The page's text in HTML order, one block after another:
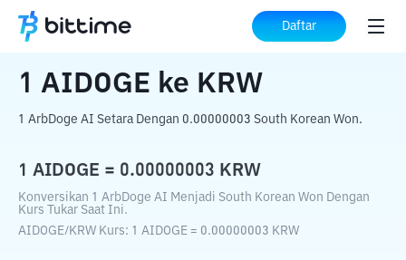
Daftar
Beranda Konverter Kripto AIDOGE ke KRW
1 AIDOGE ke KRW
1 ArbDoge AI Setara Dengan 0.00000003 South Korean Won.
1 AIDOGE = 0.00000003 KRW
Konversikan 1 ArbDoge AI Menjadi South Korean Won Dengan
Kurs Tukar Saat Ini.
AIDOGE/KRW Kurs: 1 AIDOGE = 0.00000003 KRW